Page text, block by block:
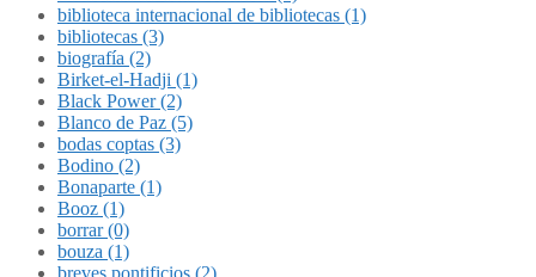
biblioteca internacional de bibliotecas (1)
bibliotecas (3)
biografía (2)
Birket-el-Hadji (1)
Black Power (2)
Blanco de Paz (5)
bodas coptas (3)
Bodino (2)
Bonaparte (1)
Booz (1)
borrar (0)
bouza (1)
breves pontificios (2)